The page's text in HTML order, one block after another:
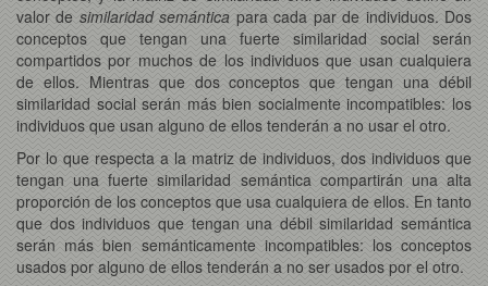
valor de similaridad semántica para cada par de individuos. Dos
conceptos que tengan una fuerte similaridad social serán
compartidos por muchos de los individuos que usan cualquiera
de ellos. Mientras que dos conceptos que tengan una débil
similaridad social serán más bien socialmente incompatibles: los
individuos que usan alguno de ellos tenderán a no usar el otro.
Por lo que respecta a la matriz de individuos, dos individuos que
tengan una fuerte similaridad semántica compartirán una alta
proporción de los conceptos que usa cualquiera de ellos. En tanto
que dos individuos que tengan una débil similaridad semántica
serán más bien semánticamente incompatibles: los conceptos
usados por alguno de ellos tenderán a no ser usados por el otro.